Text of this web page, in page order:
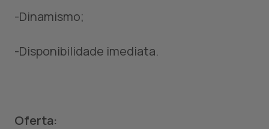
-Dinamismo;
-Disponibilidade imediata.
Oferta: